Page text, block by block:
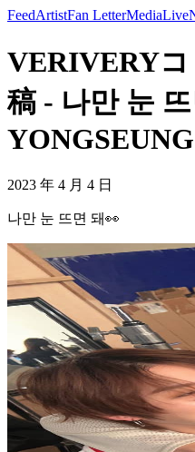
FeedArtistFan LetterMediaLive
VERIVERY
稿 - 나만 눈
YONGSEUNG
2023 年 4 月 4 日
나만 눈 뜨면 돼👀